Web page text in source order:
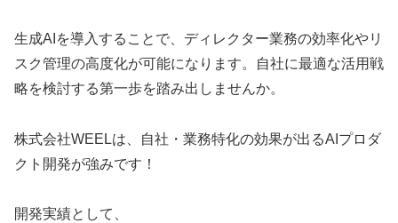
生成AIを導入することで、ディレクター業務の効率化やリ
スク管理の高度化が可能になります。自社に最適な活用戦
略を検討する第一歩を踏み出しませんか。
株式会社WEELは、自社・業務特化の効果が出るAIプロダ
クト開発が強みです！
開発実績として、